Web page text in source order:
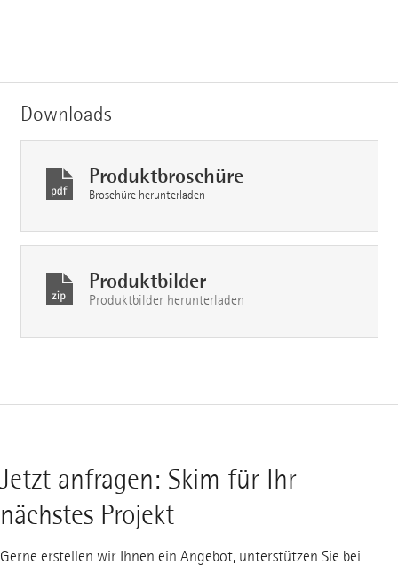
Downloads
Produktbroschüre
Broschüre herunterladen
Produktbilder
Produktbilder herunterladen
Jetzt anfragen: Skim für Ihr
nächstes Projekt
Gerne erstellen wir Ihnen ein Angebot, unterstützen Sie bei